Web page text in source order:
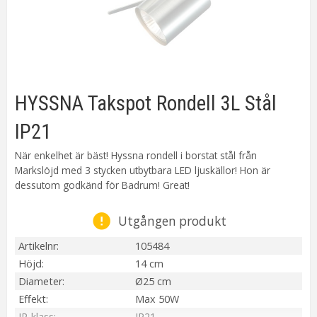
HYSSNA Takspot Rondell 3L Stål
IP21
När enkelhet är bäst! Hyssna rondell i borstat stål från
Markslöjd med 3 stycken utbytbara LED ljuskällor! Hon är
dessutom godkänd för Badrum! Great!
Utgången produkt
Artikelnr
105484
Höjd
14 cm
Diameter
Ø25 cm
Effekt
Max 50W